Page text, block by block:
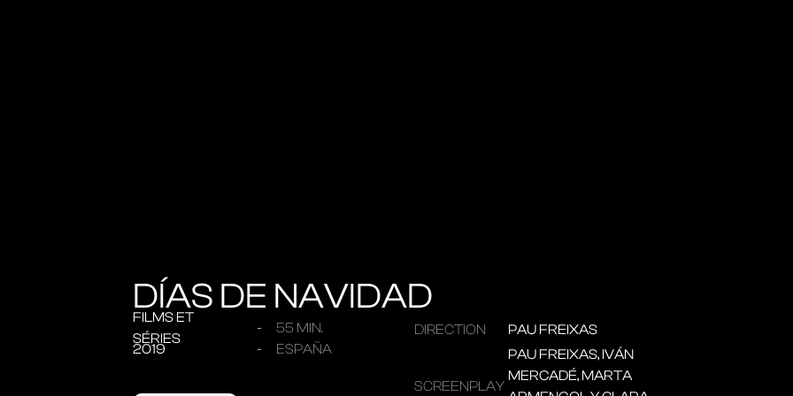
DÍAS DE NAVIDAD
FILMS ET
SÉRIES
55 MIN.
2019
ESPAÑA
DIRECTION PAU FREIXAS
SCREENPLAY
PAU FREIXAS, IVÁN
MERCADÉ, MARTA